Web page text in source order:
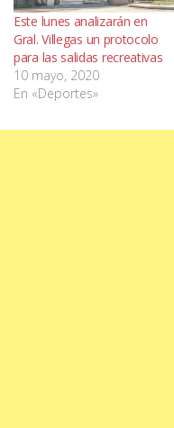
Este lunes analizarán en
Gral. Villegas un protocolo
para las salidas recreativas
10 mayo, 2020
En «Deportes»